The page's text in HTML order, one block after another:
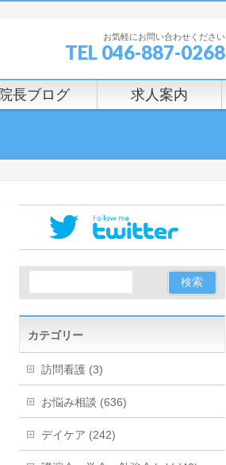
お気軽にお問い合わせください
TEL 046-887-0268
院長ブログ 求人案内
カテゴリー
訪問看護 (3)
お悩み相談 (636)
デイケア (242)